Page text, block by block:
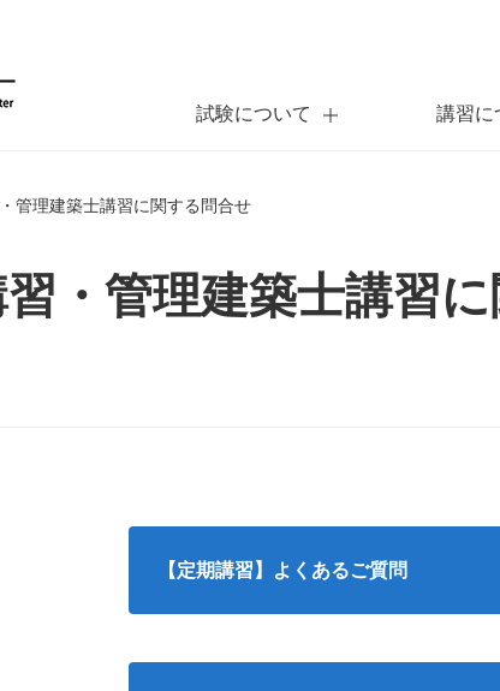
試験について 講習に
管理建築士講習に関する問合せ
・管理建築士講習
【定期講習】よくあるご質問